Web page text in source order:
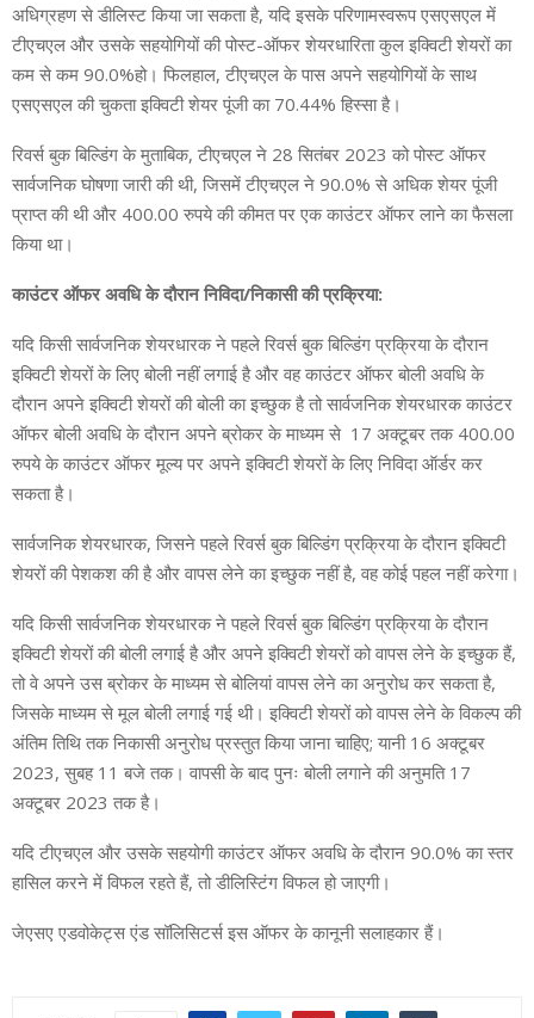
अधिग्रहण से डीलिस्ट किया जा सकता है, यदि इसके परिणामस्वरूप एसएसएल में
टीएचएल और उसके सहयोगियों की पोस्ट-ऑफर शेयरधारिता कुल इक्विटी शेयरों का
कम से कम 90.0%हो। फिलहाल, टीएचएल के पास अपने सहयोगियों के साथ
एसएसएल की चुकता इक्विटी शेयर पूंजी का 70.44% हिस्सा है।
रिवर्स बुक बिल्डिंग के मुताबिक, टीएचएल ने 28 सितंबर 2023 को पोस्ट ऑफर
सार्वजनिक घोषणा जारी की थी, जिसमें टीएचएल ने 90.0% से अधिक शेयर पूंजी
प्राप्त की थी और 400.00 रुपये की कीमत पर एक काउंटर ऑफर लाने का फैसला
किया था।
काउंटर ऑफर अवधि के दौरान निविदा/निकासी की प्रक्रिया:
यदि किसी सार्वजनिक शेयरधारक ने पहले रिवर्स बुक बिल्डिंग प्रक्रिया के दौरान
इक्विटी शेयरों के लिए बोली नहीं लगाई है और वह काउंटर ऑफर बोली अवधि के
दौरान अपने इक्विटी शेयरों की बोली का इच्छुक है तो सार्वजनिक शेयरधारक काउंटर
ऑफर बोली अवधि के दौरान अपने ब्रोकर के माध्यम से 17 अक्टूबर तक 400.00
रुपये के काउंटर ऑफर मूल्य पर अपने इक्विटी शेयरों के लिए निविदा ऑर्डर कर
सकता है।
सार्वजनिक शेयरधारक, जिसने पहले रिवर्स बुक बिल्डिंग प्रक्रिया के दौरान इक्विटी
शेयरों की पेशकश की है और वापस लेने का इच्छुक नहीं है, वह कोई पहल नहीं करेगा।
यदि किसी सार्वजनिक शेयरधारक ने पहले रिवर्स बुक बिल्डिंग प्रक्रिया के दौरान
इक्विटी शेयरों की बोली लगाई है और अपने इक्विटी शेयरों को वापस लेने के इच्छुक हैं,
तो वे अपने उस ब्रोकर के माध्यम से बोलियां वापस लेने का अनुरोध कर सकता है,
जिसके माध्यम से मूल बोली लगाई गई थी। इक्विटी शेयरों को वापस लेने के विकल्प की
अंतिम तिथि तक निकासी अनुरोध प्रस्तुत किया जाना चाहिए; यानी 16 अक्टूबर
2023, सुबह 11 बजे तक। वापसी के बाद पुनः बोली लगाने की अनुमति 17
अक्टूबर 2023 तक है।
यदि टीएचएल और उसके सहयोगी काउंटर ऑफर अवधि के दौरान 90.0% का स्तर
हासिल करने में विफल रहते हैं, तो डीलिस्टिंग विफल हो जाएगी।
जेएसए एडवोकेट्स एंड सॉलिसिटर्स इस ऑफर के कानूनी सलाहकार हैं।